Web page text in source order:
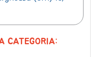
CATEGORIA: